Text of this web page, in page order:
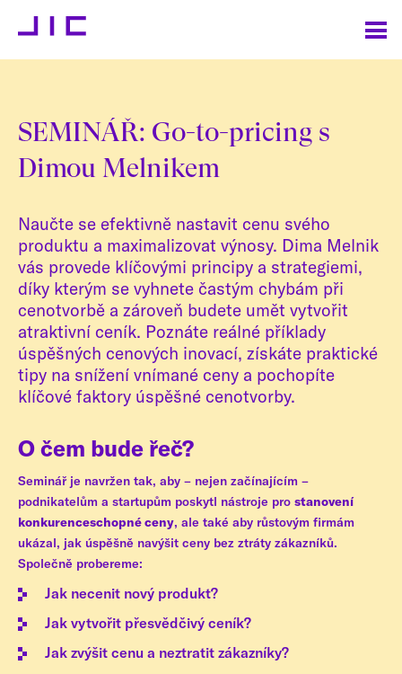
SEMINÁŘ: Go-to-pricing s
Dimou Melnikem
Naučte se efektivně nastavit cenu svého
produktu a maximalizovat výnosy. Dima Melnik
vás provede klíčovými principy a strategiemi,
díky kterým se vyhnete častým chybám při
cenotvorbě a zároveň budete umět vytvořit
atraktivní ceník. Poznáte reálné příklady
úspěšných cenových inovací, získáte praktické
tipy na snížení vnímané ceny a pochopíte
klíčové faktory úspěšné cenotvorby.
O čem bude řeč?
Seminář je navržen tak, aby – nejen začínajícím –
podnikatelům a startupům poskytl nástroje pro stanovení
konkurenceschopné ceny, ale také aby růstovým firmám
ukázal, jak úspěšně navýšit ceny bez ztráty zákazníků.
Společně probereme:
Jak necenit nový produkt?
Jak vytvořit přesvědčivý ceník?
Jak zvýšit cenu a neztratit zákazníky?